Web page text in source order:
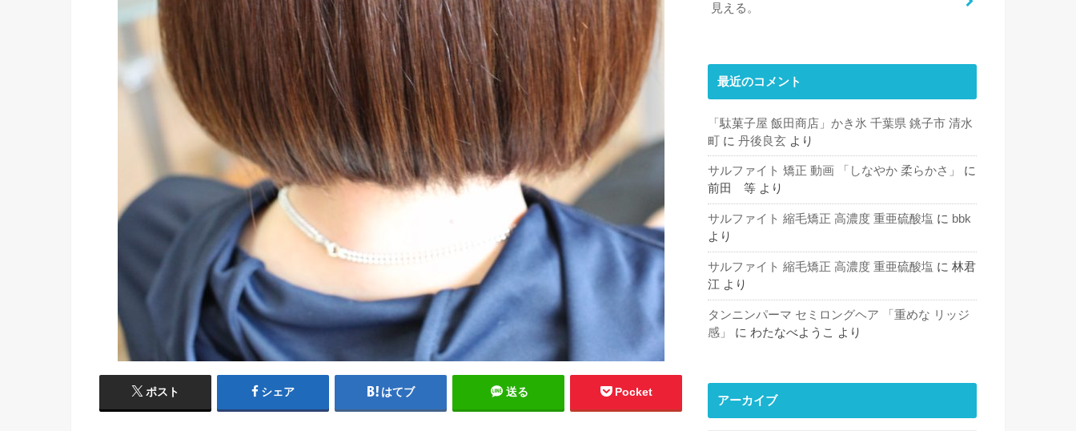
ポスト シェア はてブ 送る Pocket
見える。
最近のコメント
「駄菓子屋 飯田商店」かき氷 千葉県 銚子市 清水
町 に 丹後良玄 より
サルファイト 矯正 動画 「しなやか 柔らかさ」
に
前田 等 より
サルファイト 縮毛矯正 高濃度 重亜硫酸塩 に bbk
より
サルファイト 縮毛矯正 高濃度 重亜硫酸塩 に 林君
江 より
タンニンパーマ セミロングヘア 「重めな リッジ
感」
に わたなべようこ より
アーカイブ